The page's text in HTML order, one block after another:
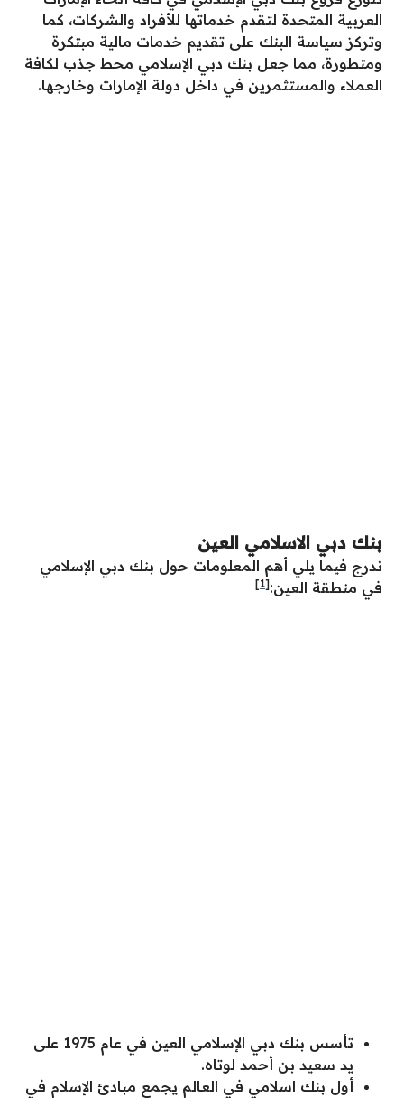
العربية المتحدة لتقدم خدماتها للأفراد والشركات، كما
وتركز سياسة البنك على تقديم خدمات مالية مبتكرة
ومتطورة، مما جعل بنك دبي الإسلامي محط جذب لكافة
العملاء والمستثمرين في داخل دولة الإمارات وخارجها.
بنك دبي الاسلامي العين
ندرج فيما يلي أهم المعلومات حول بنك دبي الإسلامي
في منطقة العين:[1]
تأسس بنك دبي الإسلامي العين في عام 1975 على
يد سعيد بن أحمد لوتاه.
أول بنك اسلامي في العالم يجمع مبادئ الإسلام في